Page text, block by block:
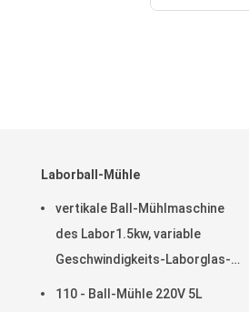
Laborball-Mühle
vertikale Ball-Mühlmaschine
des Labor1.5kw, variable
Geschwindigkeits-Laborglas-
110 - Ball-Mühle 220V 5L